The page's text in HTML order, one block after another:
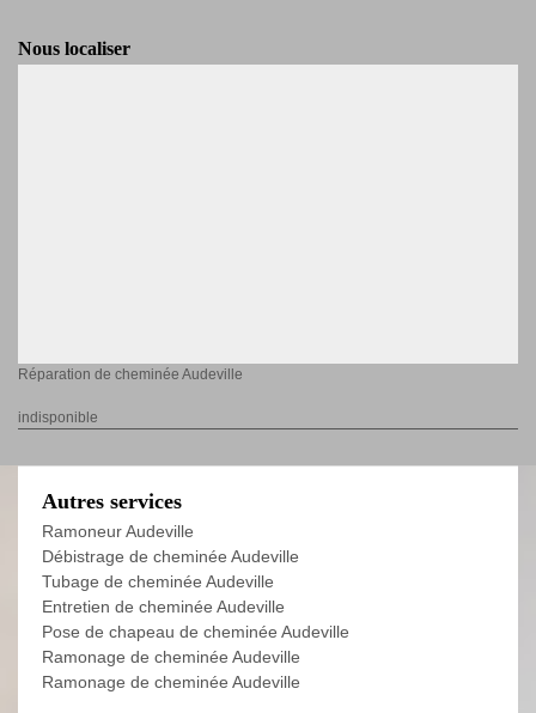
Nous localiser
Réparation de cheminée Audeville
indisponible
Autres services
Ramoneur Audeville
Débistrage de cheminée Audeville
Tubage de cheminée Audeville
Entretien de cheminée Audeville
Pose de chapeau de cheminée Audeville
Ramonage de cheminée Audeville
Ramonage de cheminée Audeville